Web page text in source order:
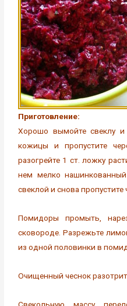
Приготовление:
Хорошо вымойте свеклу и
кожицы и пропустите
разогрейте 1 ст. ложку
нем мелко
свеклой и снова пропустите
Помидоры промыть,
сковороде. Разрежьте
из одной половинки в
Очищенный чеснок